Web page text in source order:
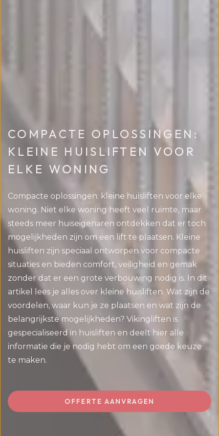
COMPACTE OPLOSSINGEN:
KLEINE HUISLIFTEN VOOR
ELKE WONING
Compacte oplossingen: kleine huisliften voor elke
woning. Niet elke woning heeft veel ruimte, maar
steeds meer huiseigenaren ontdekken dat er toch
mogelijkheden zijn om een lift te plaatsen. Kleine
huisliften zijn speciaal ontworpen voor compacte
situaties en bieden comfort, veiligheid en gemak
zonder dat er een grote verbouwing nodig is. In dit
artikel lees je alles over kleine huisliften. Wat zijn de
voordelen, waar kun je ze plaatsen en wat zijn de
belangrijkste mogelijkheden? Vikingliften is
gespecialiseerd in huisliften en deelt hier alle
informatie die je nodig hebt om een goede keuze
te maken.
OFFERTE AANVRAGEN